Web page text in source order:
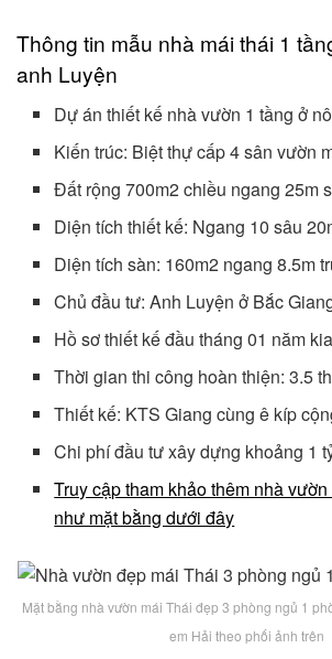
Thông tin mẫu nhà mái thái 1
anh Luyện
Dự án thiết kế nhà vườn 1 tầng ở
Kiến trúc: Biệt thự cấp 4 sân vườn
Đất rộng 700m2 chiều ngang 25m
Diện tích thiết kế: Ngang 10 sâu
Diện tích sàn: 160m2 ngang 8.5m
Chủ đầu tư: Anh Luyện ở Bắc
Hồ sơ thiết kế đầu tháng 01 năm kia
Thời gian thi công hoàn thiện: 3.5
Thiết kế: KTS Giang cùng ê kíp
Chi phí đầu tư xây dựng khoảng 1
Truy cập tham khảo thêm nhà
như mặt bằng dưới đây
Mặt bằng nhà vườn mái Thái đẹp 3 phòng ngủ 1
em Hải theo phối ảnh trên